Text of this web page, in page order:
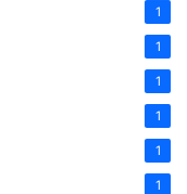
1
1
1
1
1
1